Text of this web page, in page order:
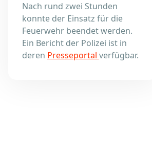
Nach rund zwei Stunden
konnte der Einsatz für die
Feuerwehr beendet werden.
Ein Bericht der Polizei ist in
deren Presseportal verfügbar.